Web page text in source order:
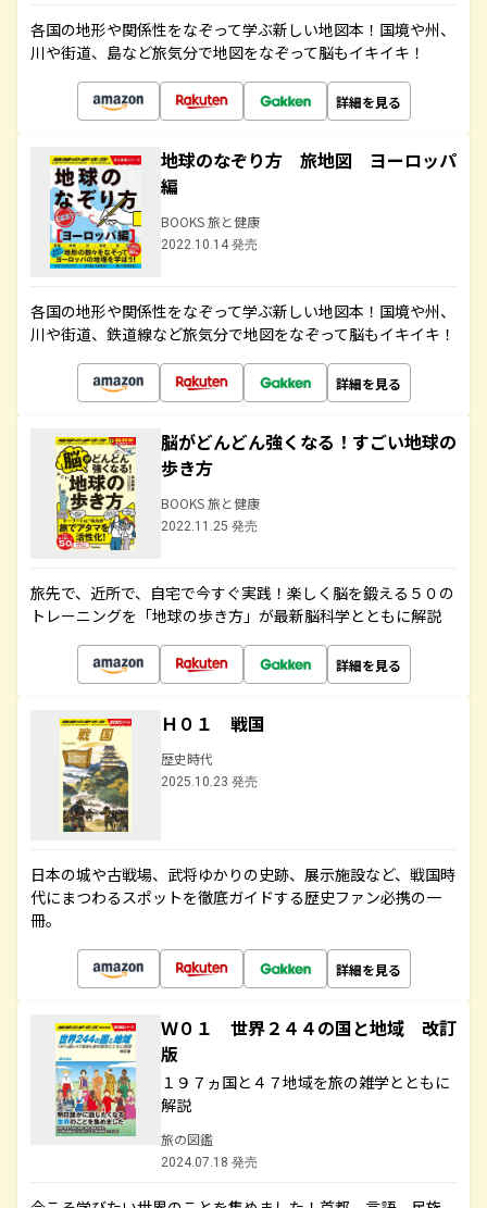
各国の地形や関係性をなぞって学ぶ新しい地図本！国境や州、
川や街道、島など旅気分で地図をなぞって脳もイキイキ！
詳細を見る
地球のなぞり方 旅地図 ヨーロッパ
編
BOOKS 旅と健康
2022.10.14 発売
各国の地形や関係性をなぞって学ぶ新しい地図本！国境や州、
川や街道、鉄道線など旅気分で地図をなぞって脳もイキイキ！
詳細を見る
脳がどんどん強くなる！すごい地球の
歩き方
BOOKS 旅と健康
2022.11.25 発売
旅先で、近所で、自宅で今すぐ実践！楽しく脳を鍛える５０の
トレーニングを「地球の歩き方」が最新脳科学とともに解説
詳細を見る
Ｈ０１ 戦国
歴史時代
2025.10.23 発売
日本の城や古戦場、武将ゆかりの史跡、展示施設など、戦国時
代にまつわるスポットを徹底ガイドする歴史ファン必携の一
冊。
詳細を見る
Ｗ０１ 世界２４４の国と地域 改訂
版
１９７ヵ国と４７地域を旅の雑学とともに
解説
旅の図鑑
2024.07.18 発売